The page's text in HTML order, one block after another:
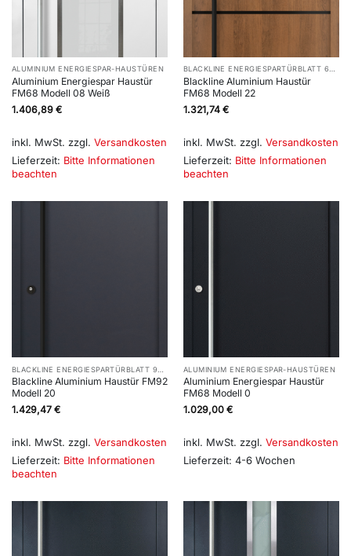
ALUMINIUM ENERGIESPAR-HAUSTÜREN
Aluminium Energiespar Haustür
FM68 Modell 08 Weiß
1.406,89 €
inkl. MwSt. zzgl. Versandkosten
Lieferzeit: Bitte Informationen
beachten
BLACKLINE ENERGIESPARTÜRBLATT 68 MM
Blackline Aluminium Haustür
FM68 Modell 22
1.321,74 €
inkl. MwSt. zzgl. Versandkosten
Lieferzeit: Bitte Informationen
beachten
Blackline Aluminium Haustür FM92
Modell 20
1.429,47 €
inkl. MwSt. zzgl. Versandkosten
Lieferzeit: Bitte Informationen
beachten
ALUMINIUM ENERGIESPAR-HAUSTÜREN
Aluminium Energiespar Haustür
FM68 Modell 0
1.029,00 €
inkl. MwSt. zzgl. Versandkosten
Lieferzeit: 4-6 Wochen